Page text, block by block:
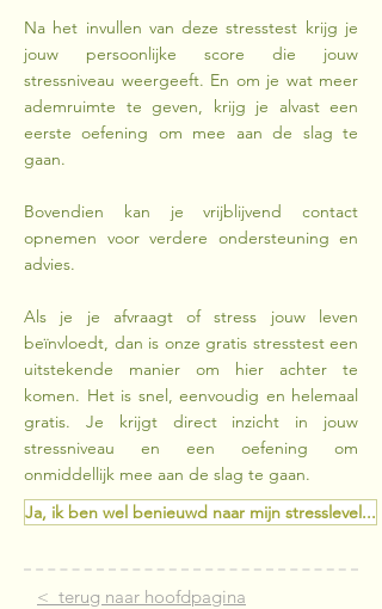
Na het invullen van deze stresstest krijg je
jouw persoonlijke score die jouw
stressniveau weergeeft. En om je wat meer
ademruimte te geven, krijg je alvast een
eerste oefening om mee aan de slag te
gaan.
Bovendien kan je vrijblijvend contact
opnemen voor verdere ondersteuning en
advies.
Als je je afvraagt of stress jouw leven
beïnvloedt, dan is onze gratis stresstest een
uitstekende manier om hier achter te
komen. Het is snel, eenvoudig en helemaal
gratis. Je krijgt direct inzicht in jouw
stressniveau en een oefening om
onmiddellijk mee aan de slag te gaan.
Ja, ik ben wel benieuwd naar mijn stresslevel...
< terug naar hoofdpagina